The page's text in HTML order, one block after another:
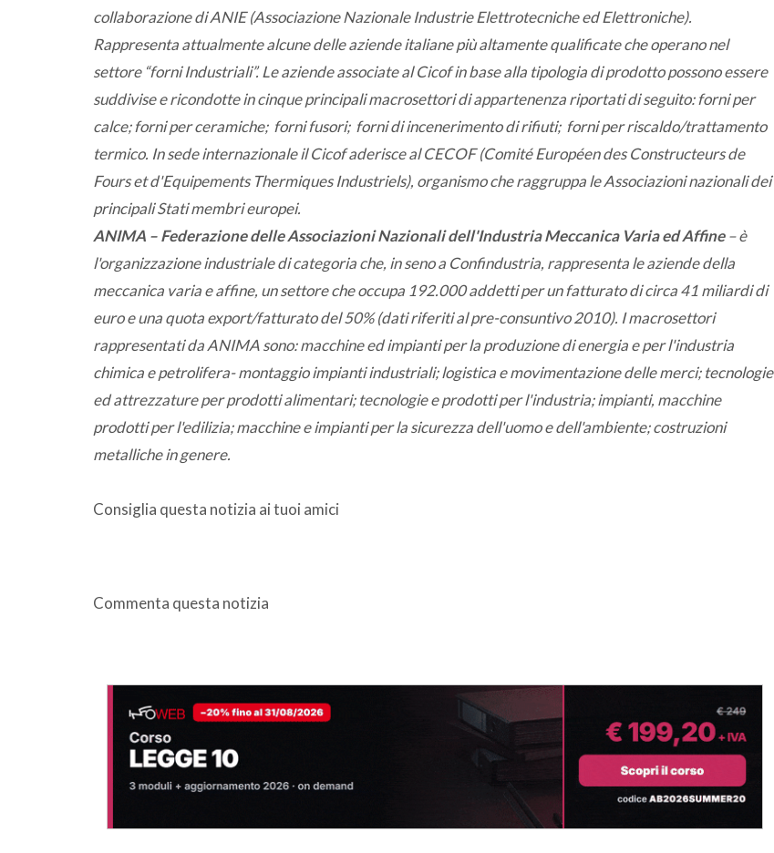
collaborazione di ANIE (Associazione Nazionale Industrie Elettrotecniche ed Elettroniche).
Rappresenta attualmente alcune delle aziende italiane più altamente qualificate che operano nel
settore “forni Industriali”. Le aziende associate al Cicof in base alla tipologia di prodotto possono essere
suddivise e ricondotte in cinque principali macrosettori di appartenenza riportati di seguito: forni per
calce; forni per ceramiche; forni fusori; forni di incenerimento di rifiuti; forni per riscaldo/trattamento
termico. In sede internazionale il Cicof aderisce al CECOF (Comité Européen des Constructeurs de
Fours et d'Equipements Thermiques Industriels), organismo che raggruppa le Associazioni nazionali dei
principali Stati membri europei.
ANIMA – Federazione delle Associazioni Nazionali dell'Industria Meccanica Varia ed Affine– è
l'organizzazione industriale di categoria che, in seno a Confindustria, rappresenta le aziende della
meccanica varia e affine, un settore che occupa 192.000 addetti per un fatturato di circa 41 miliardi di
euro e una quota export/fatturato del 50% (dati riferiti al pre-consuntivo 2010). I macrosettori
rappresentati da ANIMA sono: macchine ed impianti per la produzione di energia e per l'industria
chimica e petrolifera- montaggio impianti industriali; logistica e movimentazione delle merci; tecnologie
ed attrezzature per prodotti alimentari; tecnologie e prodotti per l'industria; impianti, macchine
prodotti per l'edilizia; macchine e impianti per la sicurezza dell'uomo e dell'ambiente; costruzioni
metalliche in genere.
Consiglia questa notizia ai tuoi amici
Commenta questa notizia